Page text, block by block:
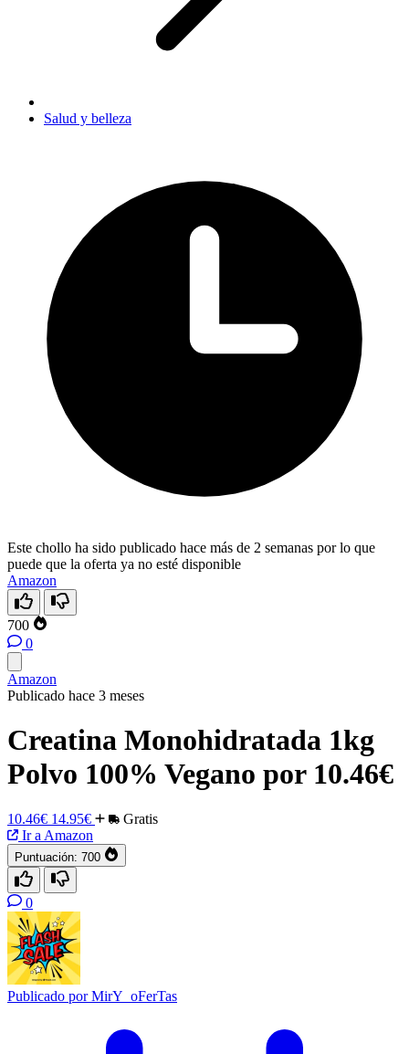
Salud y belleza
Este chollo ha sido publicado hace más de 2 semanas por lo que
puede que la oferta ya no esté disponible
Amazon
700
0
Amazon
Publicado hace 3 meses
Creatina Monohidratada 1kg
Polvo 100% Vegano por 10.46€
10.46€ 14.95€
Gratis
Ir a Amazon
Puntuación: 700
0
Publicado porMirY_oFerTas